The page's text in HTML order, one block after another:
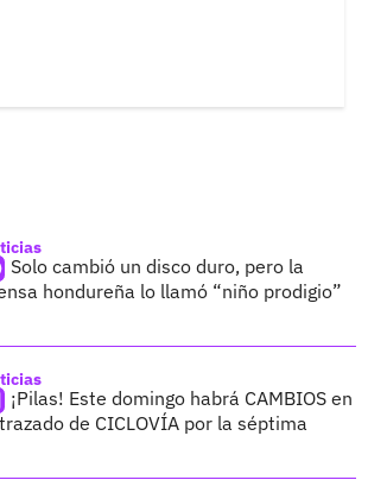
Solo cambió un disco duro, pero la
hondureña lo llamó “niño prodigio”
¡Pilas! Este domingo habrá CAMBIOS en
de CICLOVÍA por la séptima